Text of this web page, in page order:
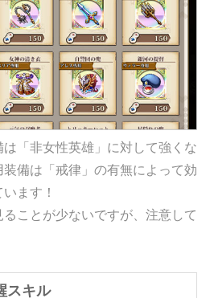
は「非女性英雄」に対して強くな
備は「戒律」の有無によって効
ます！
ことが少ないですが、注意して
スキル